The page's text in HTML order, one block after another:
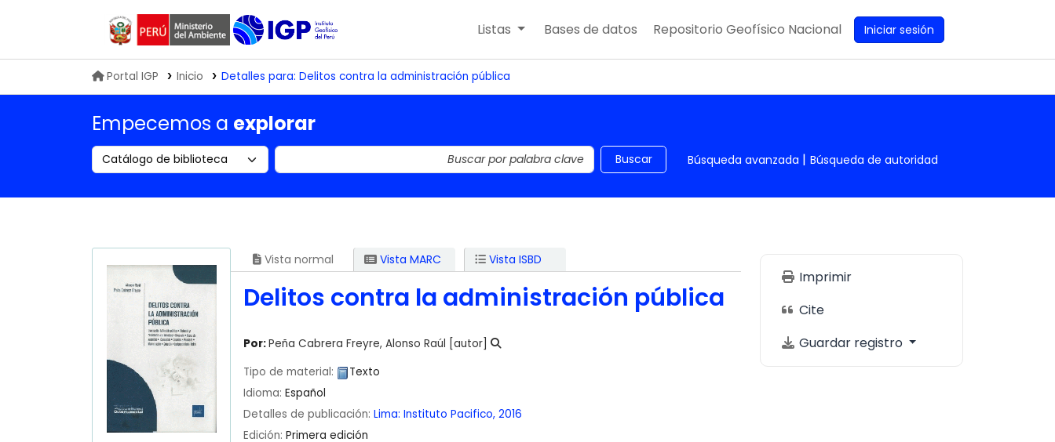
Biblioteca IGP
Listas Bases de datos Repositorio Geofísico Nacional Iniciar sesión
Portal IGP Inicio Detalles para: Delitos contra la administración pública
Empecemos a explorar
Search the catalog by: Buscar en el catálogo por palabra clave Buscar Búsqueda avanzada Búsqueda de autoridad
Vista normal Vista MARC Vista ISBD
Delitos contra la administración pública
Por:Peña Cabrera Freyre, Alonso Raúl [autor]
Tipo de material:
Texto
Idioma: Español
Detalles de publicación: Lima: Instituto Pacifico, 2016
Edición: Primera edición
Imprimir
Cite
Guardar registro